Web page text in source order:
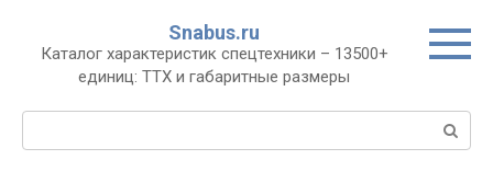
контенту
Snabus.ru
Каталог характеристик спецтехники – 13500+
единиц: ТТХ и габаритные размеры